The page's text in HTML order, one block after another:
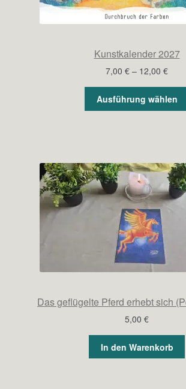
Kunstkalender 2027
7,00 € – 12,00 €
bis
Ausführung wählen
Das geflügelte Pferd erhebt sich
5,00 €
In den Warenkorb